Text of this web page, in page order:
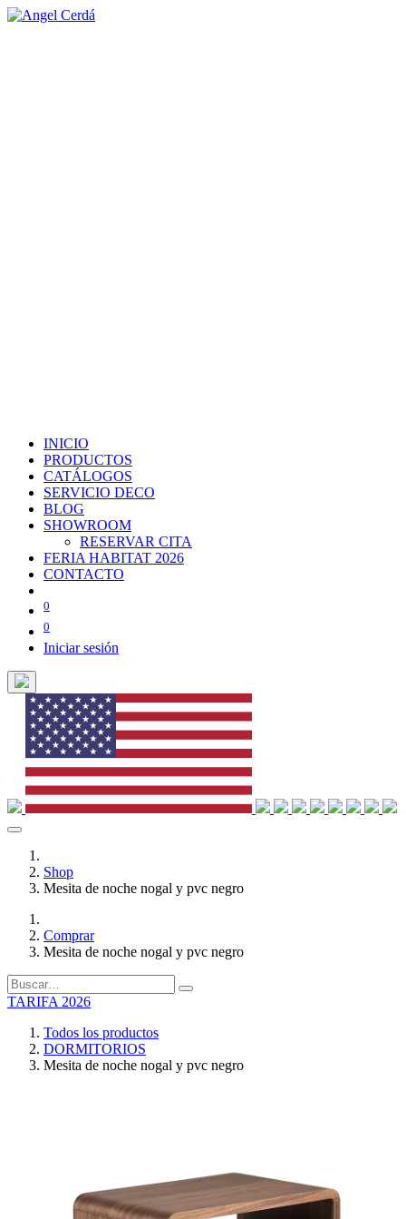
INICIO
PRODUCTOS
CATÁLOGOS
SERVICIO DECO
BLOG
SHOWROOM
RESERVAR CITA
FERIA HABITAT 2026
CONTACTO
0
0
Iniciar sesión
Shop
Mesita de noche nogal y pvc negro
Comprar
Mesita de noche nogal y pvc negro
TARIFA 2026
Todos los productos
DORMITORIOS
Mesita de noche nogal y pvc negro